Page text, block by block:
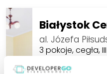
Białystok
al. Józefa
3 pokoje, cegła,